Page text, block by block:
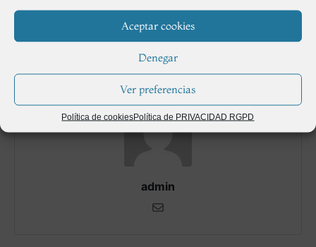
Aceptar cookies
Denegar
Ver preferencias
Política de cookiesPolítica de PRIVACIDAD RGPD
Control de plagas y enfermedades en el huerto
admin